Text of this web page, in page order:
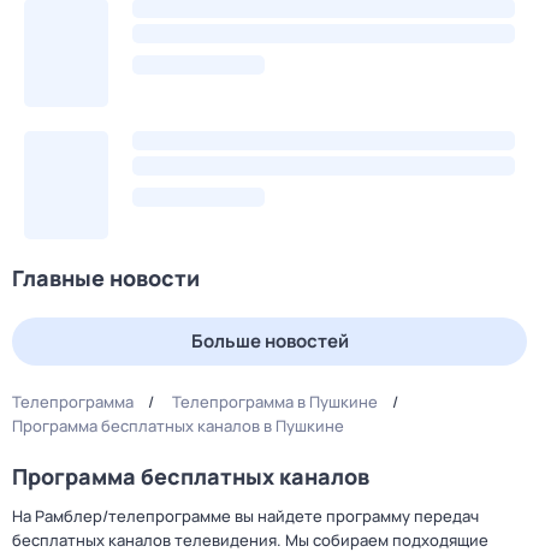
Главные новости
Больше новостей
Телепрограмма
Телепрограмма в Пушкине
Программа бесплатных каналов в Пушкине
Программа бесплатных каналов
На Рамблер/телепрограмме вы найдете программу передач
бесплатных каналов телевидения. Мы собираем подходящие